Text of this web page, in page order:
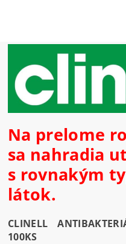
Na prelome
sa nahradia
s rovnakým
látok.
CLINELL
100KS